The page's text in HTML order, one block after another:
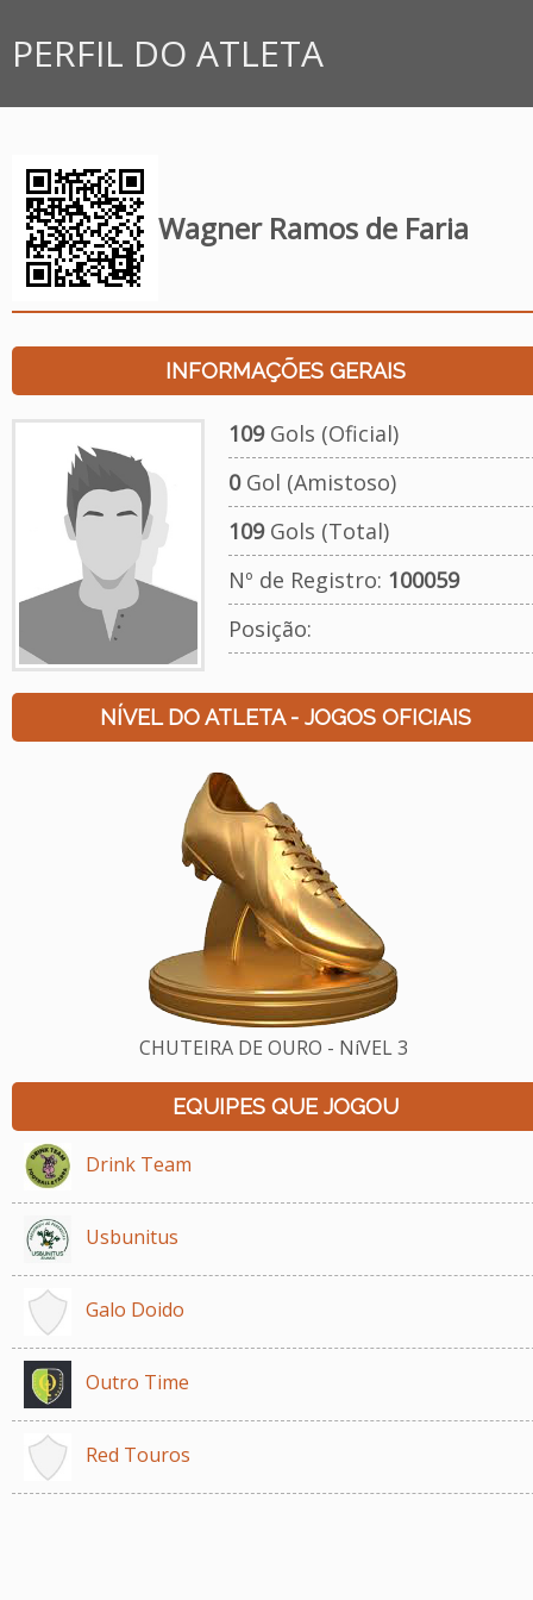
PERFIL DO ATLETA
Wagner Ramos de Faria
INFORMAÇÕES GERAIS
109Gols (Oficial)
0Gol (Amistoso)
109Gols (Total)
Nº de Registro: 100059
Posição:
NÍVEL DO ATLETA - JOGOS OFICIAIS
CHUTEIRA DE OURO - NíVEL 3
EQUIPES QUE JOGOU
Drink Team
Usbunitus
Galo Doido
Outro Time
Red Touros